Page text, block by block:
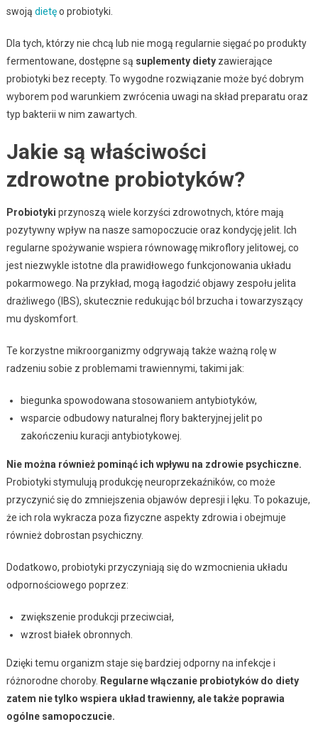
swoją dietęo probiotyki.
Dla tych, którzy nie chcą lub nie mogą regularnie sięgać po produkty
fermentowane, dostępne są suplementy dietyzawierające
probiotyki bez recepty. To wygodne rozwiązanie może być dobrym
wyborem pod warunkiem zwrócenia uwagi na skład preparatu oraz
typ bakterii w nim zawartych.
Jakie są właściwości
zdrowotne probiotyków?
Probiotyki przynoszą wiele korzyści zdrowotnych, które mają
pozytywny wpływ na nasze samopoczucie oraz kondycję jelit. Ich
regularne spożywanie wspiera równowagę mikroflory jelitowej, co
jest niezwykle istotne dla prawidłowego funkcjonowania układu
pokarmowego. Na przykład, mogą łagodzić objawy zespołu jelita
drażliwego (IBS), skutecznie redukując ból brzucha i towarzyszący
mu dyskomfort.
Te korzystne mikroorganizmy odgrywają także ważną rolę w
radzeniu sobie z problemami trawiennymi, takimi jak:
biegunka spowodowana stosowaniem antybiotyków,
wsparcie odbudowy naturalnej flory bakteryjnej jelit po
zakończeniu kuracji antybiotykowej.
Nie można również pominąć ich wpływu na zdrowie psychiczne.
Probiotyki stymulują produkcję neuroprzekaźników, co może
przyczynić się do zmniejszenia objawów depresji i lęku. To pokazuje,
że ich rola wykracza poza fizyczne aspekty zdrowia i obejmuje
również dobrostan psychiczny.
Dodatkowo, probiotyki przyczyniają się do wzmocnienia układu
odpornościowego poprzez:
zwiększenie produkcji przeciwciał,
wzrost białek obronnych.
Dzięki temu organizm staje się bardziej odporny na infekcje i
różnorodne choroby. Regularne włączanie probiotyków do diety
zatem nie tylko wspiera układ trawienny, ale także poprawia
ogólne samopoczucie.